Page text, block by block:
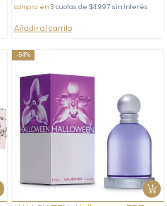
compra en 3 cuotas de $4.997 sin interés
Añadir al carrito
-54%